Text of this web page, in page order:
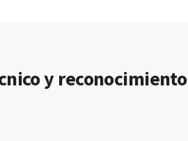
y reconocimiento